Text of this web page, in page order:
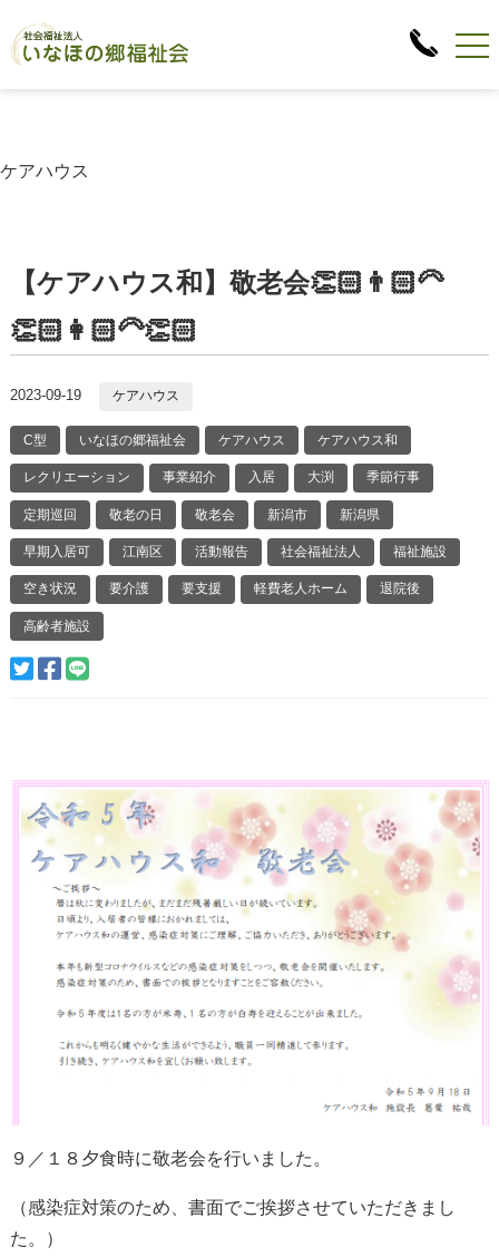
ケアハウス
【ケアハウス和】敬老会👏🏻👨🏻‍🦳
👏🏻👩🏻‍🦳👏🏻
2023-09-19 ケアハウス
C型 いなほの郷福祉会 ケアハウス ケアハウス和
レクリエーション 事業紹介 入居 大渕 季節行事
定期巡回 敬老の日 敬老会 新潟市 新潟県
早期入居可 江南区 活動報告 社会福祉法人 福祉施設
空き状況 要介護 要支援 軽費老人ホーム 退院後
高齢者施設
９／１８夕食時に敬老会を行いました。
（感染症対策のため、書面でご挨拶させていただきまし
た。）